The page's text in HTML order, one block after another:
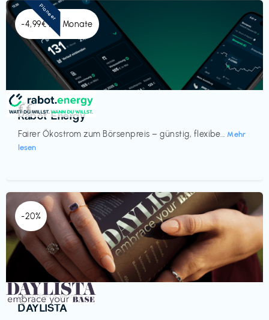
-4,99€ x 6 Monate
Strom
Rabot Energy
Fairer Ökostrom zum Börsenpreis – günstig, flexibe... Mehr
lesen
€€‎
Pioneer
-20%
Gesundheit & Wellness
DAYLISTA
€‎